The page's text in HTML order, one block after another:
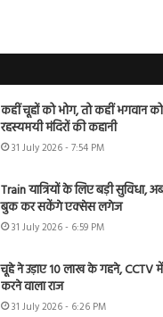
कहीं चूहों को भोग, तो कहीं भगवान को
रहस्यमयी मंदिरों की कहानी
31 July 2026 - 7:54 PM
Train यात्रियों के लिए बड़ी सुविधा,
बुक कर सकेंगे एक्सेस लगेज
31 July 2026 - 6:59 PM
चूहे ने उड़ाए 10 लाख के गहने, CCTV में
करने वाला राज
31 July 2026 - 6:26 PM